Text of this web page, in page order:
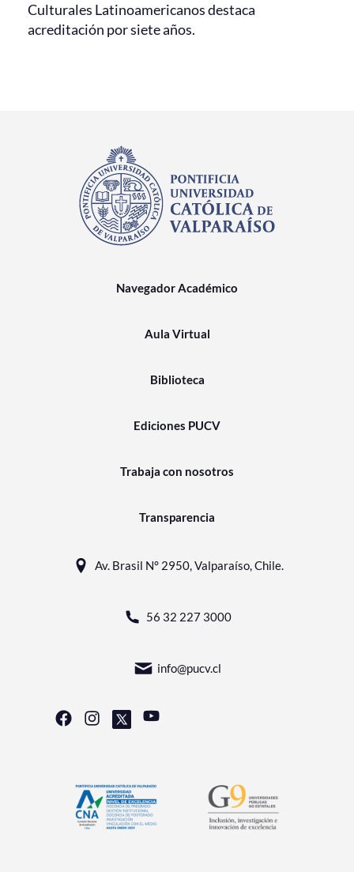
Culturales Latinoamericanos destaca
acreditación por siete años.
Navegador Académico
Aula Virtual
Biblioteca
Ediciones PUCV
Trabaja con nosotros
Transparencia
Av. Brasil N° 2950, Valparaíso, Chile.
56 32 227 3000
info@pucv.cl